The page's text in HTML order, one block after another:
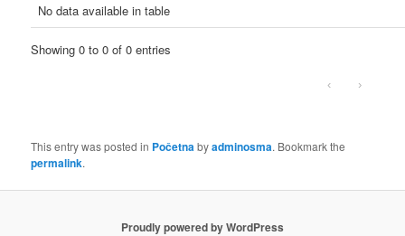
No data available in table
Showing 0 to 0 of 0 entries
‹ ›
This entry was posted in Početnabyadminosma. Bookmark the
permalink.
Proudly powered by WordPress